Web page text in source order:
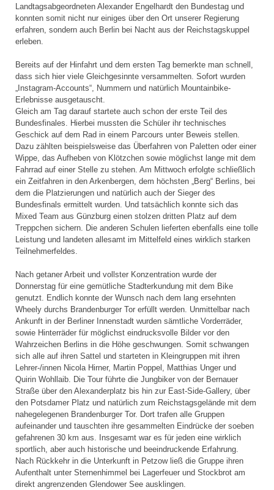
Landtagsabgeordneten Alexander Engelhardt den Bundestag und
konnten somit nicht nur einiges über den Ort unserer Regierung
erfahren, sondern auch Berlin bei Nacht aus der Reichstagskuppel
erleben.
Bereits auf der Hinfahrt und dem ersten Tag bemerkte man schnell,
dass sich hier viele Gleichgesinnte versammelten. Sofort wurden
„Instagram-Accounts“, Nummern und natürlich Mountainbike-
Erlebnisse ausgetauscht.
Gleich am Tag darauf startete auch schon der erste Teil des
Bundesfinales. Hierbei mussten die Schüler ihr technisches
Geschick auf dem Rad in einem Parcours unter Beweis stellen.
Dazu zählten beispielsweise das Überfahren von Paletten oder einer
Wippe, das Aufheben von Klötzchen sowie möglichst lange mit dem
Fahrrad auf einer Stelle zu stehen. Am Mittwoch erfolgte schließlich
ein Zeitfahren in den Arkenbergen, dem höchsten „Berg“ Berlins, bei
dem die Platzierungen und natürlich auch der Sieger des
Bundesfinals ermittelt wurden. Und tatsächlich konnte sich das
Mixed Team aus Günzburg einen stolzen dritten Platz auf dem
Treppchen sichern. Die anderen Schulen lieferten ebenfalls eine tolle
Leistung und landeten allesamt im Mittelfeld eines wirklich starken
Teilnehmerfeldes.
Nach getaner Arbeit und vollster Konzentration wurde der
Donnerstag für eine gemütliche Stadterkundung mit dem Bike
genutzt. Endlich konnte der Wunsch nach dem lang ersehnten
Wheely durchs Brandenburger Tor erfüllt werden. Unmittelbar nach
Ankunft in der Berliner Innenstadt wurden sämtliche Vorderräder,
sowie Hinterräder für möglichst eindrucksvolle Bilder vor den
Wahrzeichen Berlins in die Höhe geschwungen. Somit schwangen
sich alle auf ihren Sattel und starteten in Kleingruppen mit ihren
Lehrer-/innen Nicola Hirner, Martin Poppel, Matthias Unger und
Quirin Wohllaib. Die Tour führte die Jungbiker von der Bernauer
Straße über den Alexanderplatz bis hin zur East-Side-Gallery, über
den Potsdamer Platz und natürlich zum Reichstagsgelände mit dem
nahegelegenen Brandenburger Tor. Dort trafen alle Gruppen
aufeinander und tauschten ihre gesammelten Eindrücke der soeben
gefahrenen 30 km aus. Insgesamt war es für jeden eine wirklich
sportlich, aber auch historische und beeindruckende Erfahrung.
Nach Rückkehr in die Unterkunft in Petzow ließ die Gruppe ihren
Aufenthalt unter Sternenhimmel bei Lagerfeuer und Stockbrot am
direkt angrenzenden Glendower See ausklingen.